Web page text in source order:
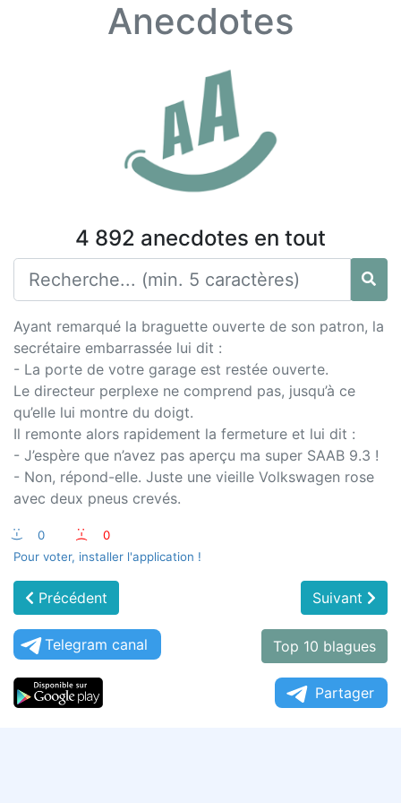
Anecdotes
4 892 anecdotes en tout
Ayant remarqué la braguette ouverte de son patron, la
secrétaire embarrassée lui dit :
- La porte de votre garage est restée ouverte.
Le directeur perplexe ne comprend pas, jusqu’à ce
qu’elle lui montre du doigt.
Il remonte alors rapidement la fermeture et lui dit :
- J’espère que n’avez pas aperçu ma super SAAB 9.3 !
- Non, répond-elle. Juste une vieille Volkswagen rose
avec deux pneus crevés.
:-) 0 :-(
0
Pour voter, installer l'application !
Précédent Suivant
Telegram canal Top 10 blagues
Partager